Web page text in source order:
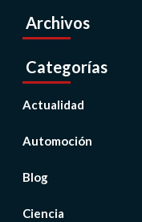
Archivos
Categorías
Actualidad
Automoción
Blog
Ciencia